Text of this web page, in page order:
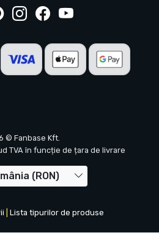
© Fanbase Kft.
TVA în funcție de țara de livrare
(RON)
Lista tipurilor de produse